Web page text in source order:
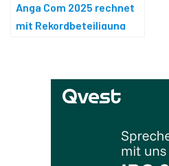
Anga Com 2025 rechnet
mit Rekordbeteiligung